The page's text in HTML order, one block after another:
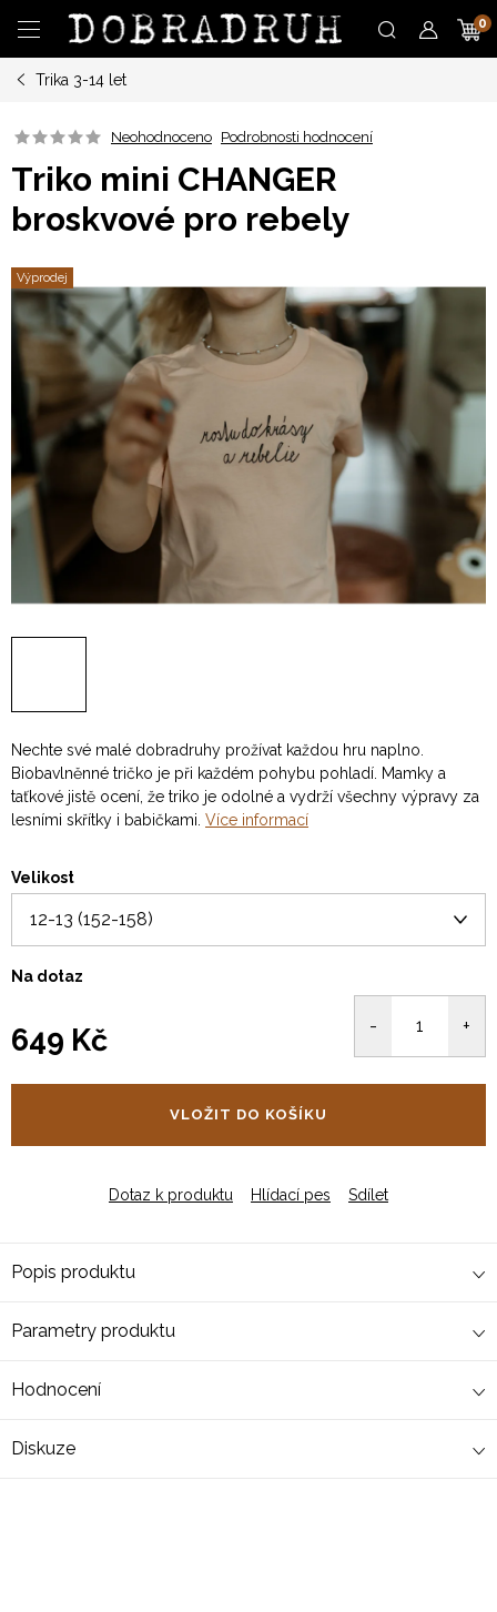
obsah
Trika 3-14 let
Neohodnoceno Podrobnosti hodnocení
Triko mini CHANGER
broskvové pro rebely
Výprodej
Nechte své malé dobradruhy prožívat každou hru naplno.
Biobavlněnné tričko je při každém pohybu pohladí. Mamky a
taťkové jistě ocení, že triko je odolné a vydrží všechny výpravy za
lesními skřítky i babičkami. Více informací
Velikost
Na dotaz
649 Kč
VLOŽIT DO KOŠÍKU
Dotaz k produktu Hlídací pes Sdílet
Popis produktu
Parametry produktu
Hodnocení
Diskuze